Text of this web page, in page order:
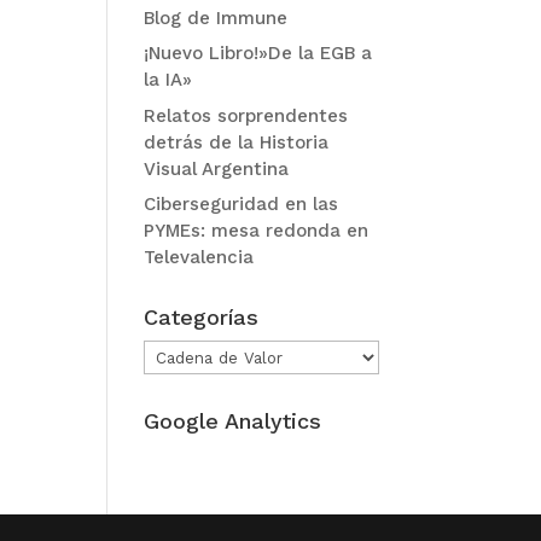
Blog de Immune
¡Nuevo Libro!»De la EGB a
la IA»
Relatos sorprendentes
detrás de la Historia
Visual Argentina
Ciberseguridad en las
PYMEs: mesa redonda en
Televalencia
Categorías
Categorías
Google Analytics